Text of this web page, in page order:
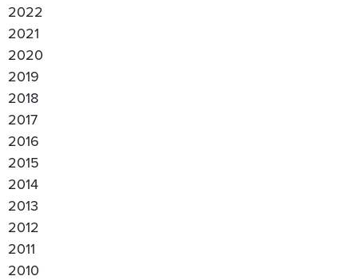
2022
2021
2020
2019
2018
2017
2016
2015
2014
2013
2012
2011
2010